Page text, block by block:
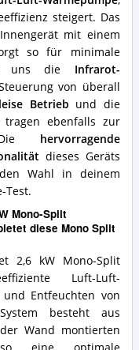
steigert. Das
mit einem
so für minimale
uns die Infrarot-
von überall
leise Betrieb und die
tragen ebenfalls zur
Die hervorragende
dieses Geräts
Wahl in deinem
Test.
Mono-Split
diese Mono Split
2,6 kW Mono-Split
Luft-Luft-
Entfeuchten von
besteht aus
Wand montierten